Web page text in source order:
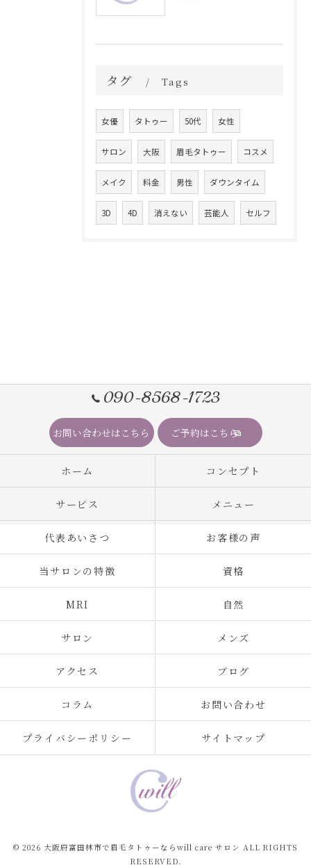
タグ Tags
女優 タトゥー 50代 女性
サロン 大阪 眉毛タトゥー コスメ
メイク 料金 男性 ダウンタイム
3D 4D 消えない 芸能人 セルフ
090-8568-1723
お問い合わせはこちら ご予約はこちら
ホーム コンセプト
サービス メニュー
代表あいさつ お客様の声
当サロンの特徴 資格
MRI 自然
サロン メンズ
アクセス ブログ
コラム お問い合わせ
プライバシーポリシー サイトマップ
© 2026 大阪府富田林市で眉毛タトゥーならwill care サロン ALL RIGHTS
RESERVED.